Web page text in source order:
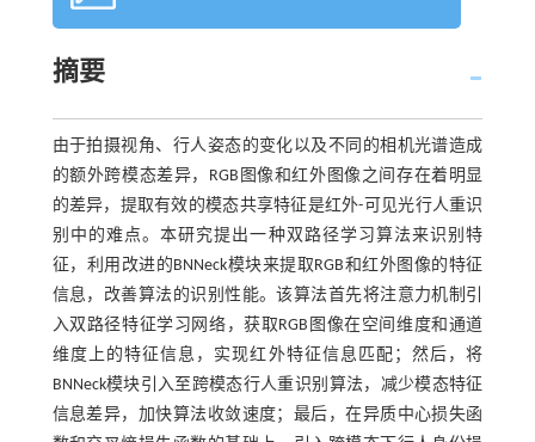
摘要
由于拍摄视角、行人姿态的变化以及不同的相机光谱造成
的额外跨模态差异，RGB图像和红外图像之间存在着明显
的差异，提取有效的模态共享特征是红外-可见光行人重识
别中的难点。本研究提出一种双路径学习算法来识别特
征，利用改进的BNNeck模块来提取RGB和红外图像的特征
信息，改善算法的识别性能。该算法首先将注意力机制引
入双路径特征学习网络，获取RGB图像在空间维度和通道
维度上的特征信息，实现红外特征信息匹配；然后，将
BNNeck模块引入至跨模态行人重识别算法，减少模态特征
信息差异，加快算法收敛速度；最后，在异质中心损失函